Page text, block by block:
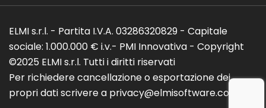
ELMI s.r.l. - Partita I.V.A. 03286320829 - Capitale
sociale: 1.000.000 € i.v.- PMI Innovativa - Copyright
©2025 ELMI s.r.l. Tutti i diritti riservati
Per richiedere cancellazione o esportazione dei
propri dati scrivere a privacy@elmisoftware.com